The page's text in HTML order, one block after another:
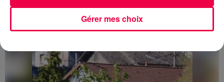
Gérer mes choix